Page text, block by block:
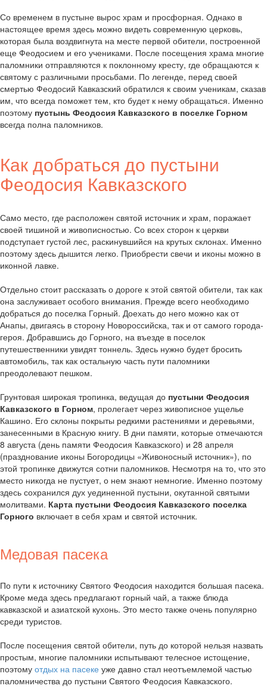
Со временем в пустыне вырос храм и просфорная. Однако в
настоящее время здесь можно видеть современную церковь,
которая была воздвигнута на месте первой обители, построенной
еще Феодосием и его учениками. После посещения храма многие
паломники отправляются к поклонному кресту, где обращаются к
святому с различными просьбами. По легенде, перед своей
смертью Феодосий Кавказский обратился к своим ученикам, сказав
им, что всегда поможет тем, кто будет к нему обращаться. Именно
поэтому пустынь Феодосия Кавказского в поселке Горном
всегда полна паломников.
Как добраться до пустыни
Феодосия Кавказского
Само место, где расположен святой источник и храм, поражает
своей тишиной и живописностью. Со всех сторон к церкви
подступает густой лес, раскинувшийся на крутых склонах. Именно
поэтому здесь дышится легко. Приобрести свечи и иконы можно в
иконной лавке.
Отдельно стоит рассказать о дороге к этой святой обители, так как
она заслуживает особого внимания. Прежде всего необходимо
добраться до поселка Горный. Доехать до него можно как от
Анапы, двигаясь в сторону Новороссийска, так и от самого города-
героя. Добравшись до Горного, на въезде в поселок
путешественники увидят тоннель. Здесь нужно будет бросить
автомобиль, так как остальную часть пути паломники
преодолевают пешком.
Грунтовая широкая тропинка, ведущая до пустыни Феодосия
Кавказского в Горном, пролегает через живописное ущелье
Кашино. Его склоны покрыты редкими растениями и деревьями,
занесенными в Красную книгу. В дни памяти, которые отмечаются
8 августа (день памяти Феодосия Кавказского) и 28 апреля
(празднование иконы Богородицы «Живоносный источник»), по
этой тропинке движутся сотни паломников. Несмотря на то, что это
место никогда не пустует, о нем знают немногие. Именно поэтому
здесь сохранился дух уединенной пустыни, окутанной святыми
молитвами. Карта пустыни Феодосия Кавказского поселка
Горного включает в себя храм и святой источник.
Медовая пасека
По пути к источнику Святого Феодосия находится большая пасека.
Кроме меда здесь предлагают горный чай, а также блюда
кавказской и азиатской кухонь. Это место также очень популярно
среди туристов.
После посещения святой обители, путь до которой нельзя назвать
простым, многие паломники испытывают телесное истощение,
поэтому отдых на пасеке уже давно стал неотъемлемой частью
паломничества до пустыни Святого Феодосия Кавказского.